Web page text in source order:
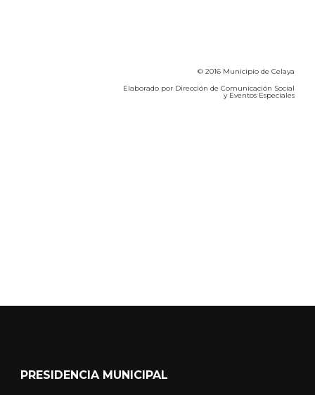
© 2016 Municipio de Celaya
Elaborado por Dirección de Comunicación Social
y Eventos Especiales
PRESIDENCIA MUNICIPAL